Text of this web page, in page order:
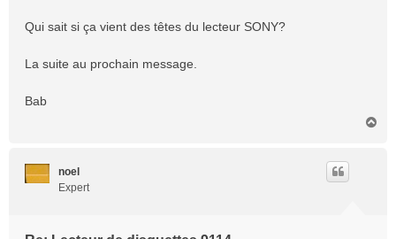
Qui sait si ça vient des têtes du lecteur SONY?
La suite au prochain message.
Bab
noel
Expert